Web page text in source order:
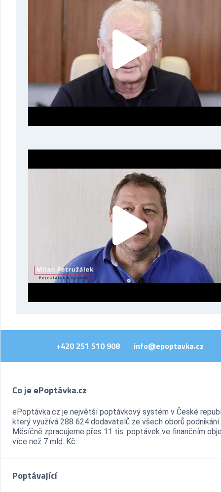
+420 251 510 908 info@epoptavka.cz
Co je ePoptávka.cz
ePoptávka.cz je největší poptávkový systém v České
který využívá 288 624 dodavatelů ze všech oborů podnikání.
Měsíčně zpracujeme přes 11 tis. poptávek ve finančním
více než 7 mld. Kč.
Poptávající